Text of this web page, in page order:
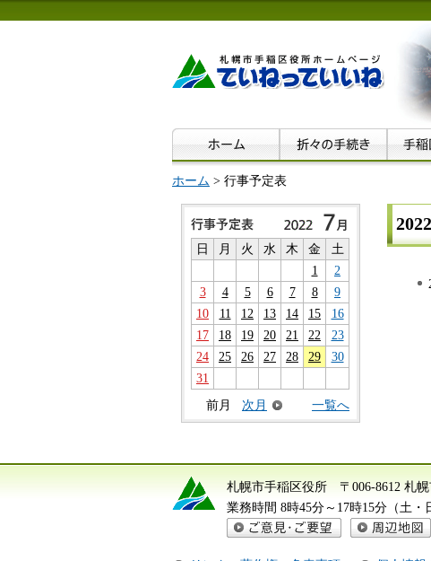
ホーム > 行事予定表
日 月 火 水 木 金
土
1
2
3
4 5 6 7 8
9
10
11 12 13 14 15
16
17
18 19 20 21 22
23
24
25 26 27 28 29
30
31
前月
次月 一覧へ
札幌市手稲区役所 〒006-8612 札
業務時間 8時45分～17時15分（土・
ご意見・ご要望
周辺地図